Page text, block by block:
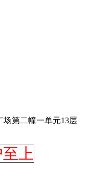
场第二幢一单元13层
上